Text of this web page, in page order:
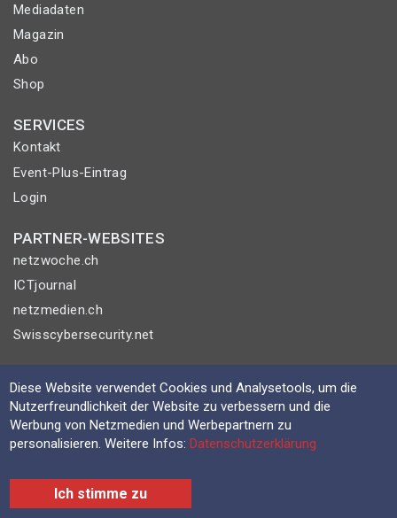
Mediadaten
Magazin
Abo
Shop
SERVICES
Kontakt
Event-Plus-Eintrag
Login
PARTNER-WEBSITES
netzwoche.ch
ICTjournal
netzmedien.ch
Swisscybersecurity.net
Impressum
AGB
Nutzungsbestimmungen
Diese Website verwendet Cookies und Analysetools, um die
Nutzerfreundlichkeit der Website zu verbessern und die
Werbung von Netzmedien und Werbepartnern zu
personalisieren. Weitere Infos:Datenschutzerklärung
Ich stimme zu